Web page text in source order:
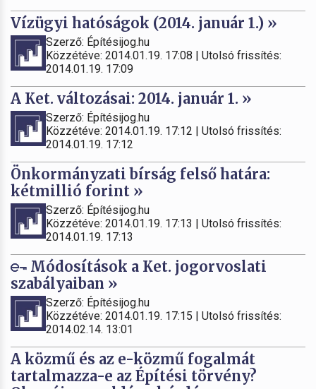
Vízügyi hatóságok (2014. január 1.) »
Szerző: Építésijog.hu
Közzétéve: 2014.01.19. 17:08 | Utolsó frissítés:
2014.01.19. 17:09
A Ket. változásai: 2014. január 1. »
Szerző: Építésijog.hu
Közzétéve: 2014.01.19. 17:12 | Utolsó frissítés:
2014.01.19. 17:12
Önkormányzati bírság felső határa:
kétmillió forint »
Szerző: Építésijog.hu
Közzétéve: 2014.01.19. 17:13 | Utolsó frissítés:
2014.01.19. 17:13
Módosítások a Ket. jogorvoslati
szabályaiban »
Szerző: Építésijog.hu
Közzétéve: 2014.01.19. 17:15 | Utolsó frissítés:
2014.02.14. 13:01
A közmű és az e-közmű fogalmát
tartalmazza-e az Építési törvény?